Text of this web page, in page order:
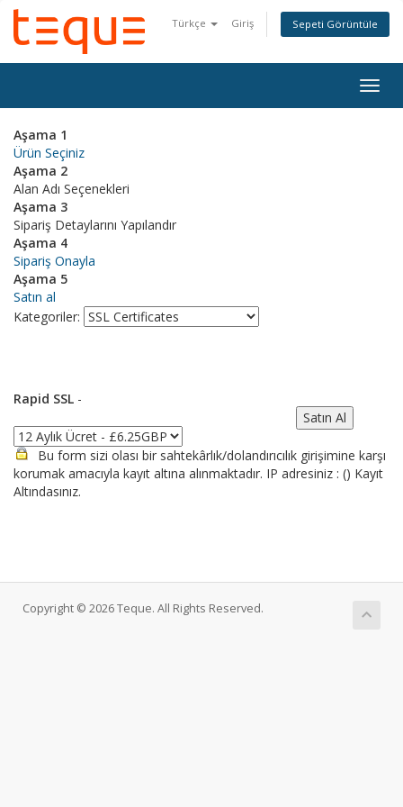
Türkçe Giriş Sepeti Görüntüle
Aşama 1
Ürün Seçiniz
Aşama 2
Alan Adı Seçenekleri
Aşama 3
Sipariş Detaylarını Yapılandır
Aşama 4
Sipariş Onayla
Aşama 5
Satın al
Kategoriler:
Rapid SSL -
Bu form sizi olası bir sahtekârlık/dolandırıcılık girişimine karşı
korumak amacıyla kayıt altına alınmaktadır. IP adresiniz : () Kayıt
Altındasınız.
Copyright © 2026 Teque. All Rights Reserved.